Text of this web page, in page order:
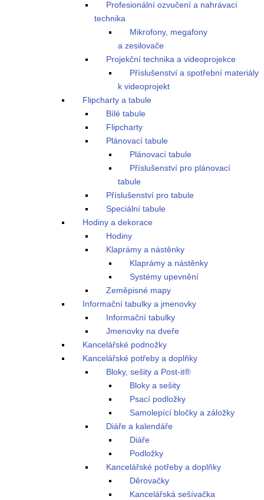
Profesionální ozvučení a nahrávací
technika
Mikrofony, megafony
a zesilovače
Projekční technika a videoprojekce
Příslušenství a spotřební materiály
k videoprojekt
Flipcharty a tabule
Bílé tabule
Flipcharty
Plánovací tabule
Plánovací tabule
Příslušenství pro plánovací
tabule
Příslušenství pro tabule
Speciální tabule
Hodiny a dekorace
Hodiny
Klaprámy a nástěnky
Klaprámy a nástěnky
Systémy upevnění
Zeměpisné mapy
Informační tabulky a jmenovky
Informační tabulky
Jmenovky na dveře
Kancelářské podnožky
Kancelářské potřeby a doplňky
Bloky, sešity a Post-it®
Bloky a sešity
Psací podložky
Samolepící bločky a záložky
Diáře a kalendáře
Diáře
Podložky
Kancelářské potřeby a doplňky
Děrovačky
Kancelářská sešívačka